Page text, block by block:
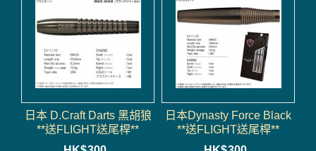
日本 D.Craft Darts 黑胡狼
**送FLIGHT送尾桿**
日本Dynasty Force Black
**送FLIGHT送尾桿**